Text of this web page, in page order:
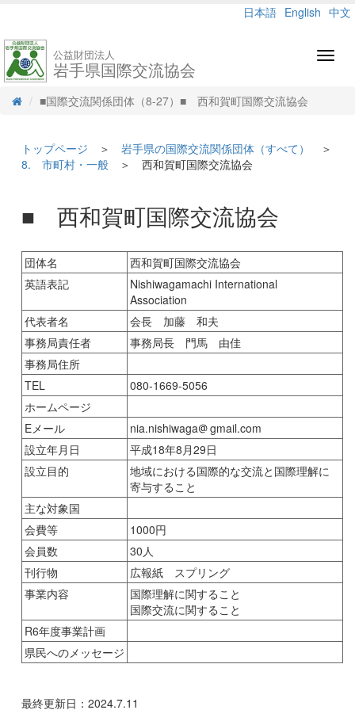
日本語 English 中文
公益財団法人
岩手県国際交流協会
■国際交流関係団体（8-27）■ 西和賀町国際交流協会
トップページ ＞ 岩手県の国際交流関係団体（すべて）
＞
8. 市町村・一般 ＞ 西和賀町国際交流協会
■ 西和賀町国際交流協会
団体名
西和賀町国際交流協会
英語表記
Nishiwagamachi International
Association
代表者名
会長 加藤 和夫
事務局責任者
事務局長 門馬 由佳
事務局住所
TEL
080-1669-5056
ホームページ
Eメール
nia.nishiwaga
gmail.com
設立年月日
平成18年8月29日
設立目的
地域における国際的な交流と国際理解に
寄与すること
主な対象国
会費等
1000円
会員数
30人
刊行物
広報紙 スプリング
事業内容
国際理解に関すること
国際交流に関すること
R6年度事業計画
県民へのメッセージ
最終更新日：2024.7.11